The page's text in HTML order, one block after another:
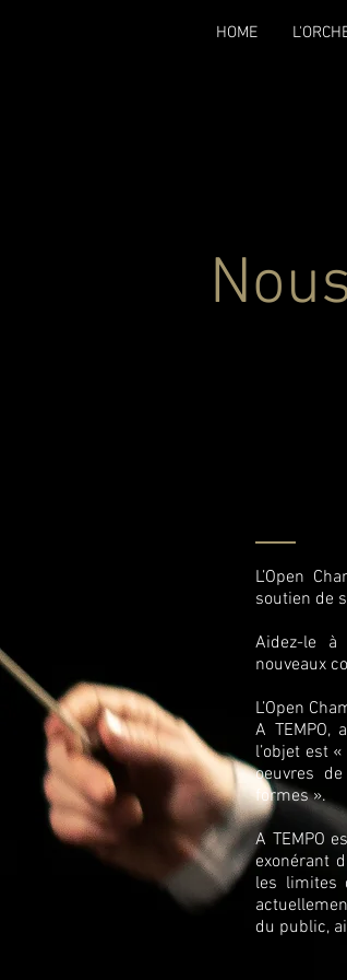
HOME
L’Open
soutien de
Aidez-le
nouveaux
L’Open
A TEMPO,
l’objet est
oeuvres
formes ».
A TEMPO
exonérant
les limites
du public,